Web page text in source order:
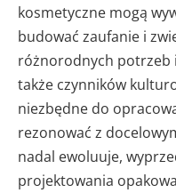
kosmetyczne mogą
budować zaufanie i
różnorodnych potrzeb
także czynników
niezbędne do
rezonować z
nadal ewoluuje,
projektowania